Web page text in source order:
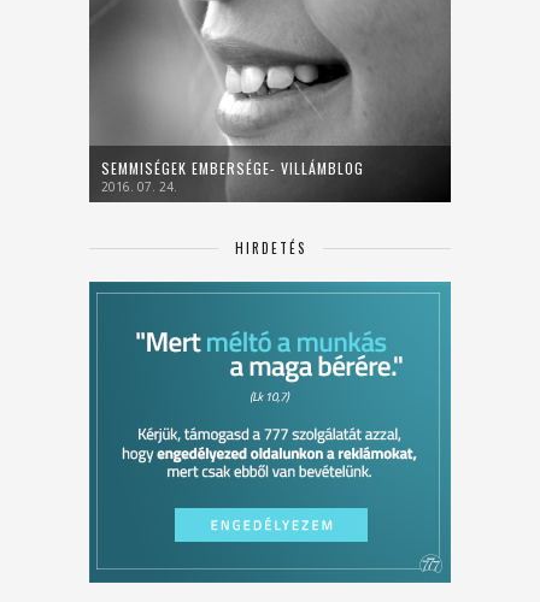
SEMMISÉGEK EMBERSÉGE- VILLÁMBLOG
2016. 07. 24.
HIRDETÉS